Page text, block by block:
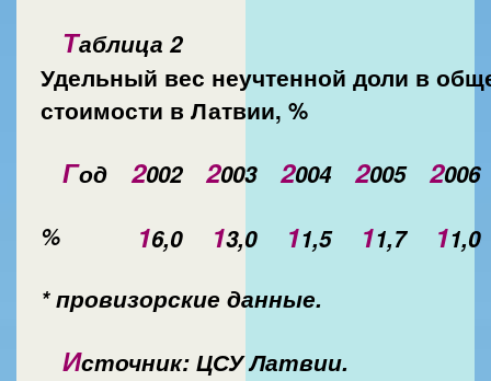
Таблица 2
Удельный вес неучтенной доли в
стоимости в Латвии, %
Год 2002 2003 2004 2005 2006
%
16,0 13,0 11,5 11,7 11,0
* провизорские данные.
Источник: ЦСУ Латвии.